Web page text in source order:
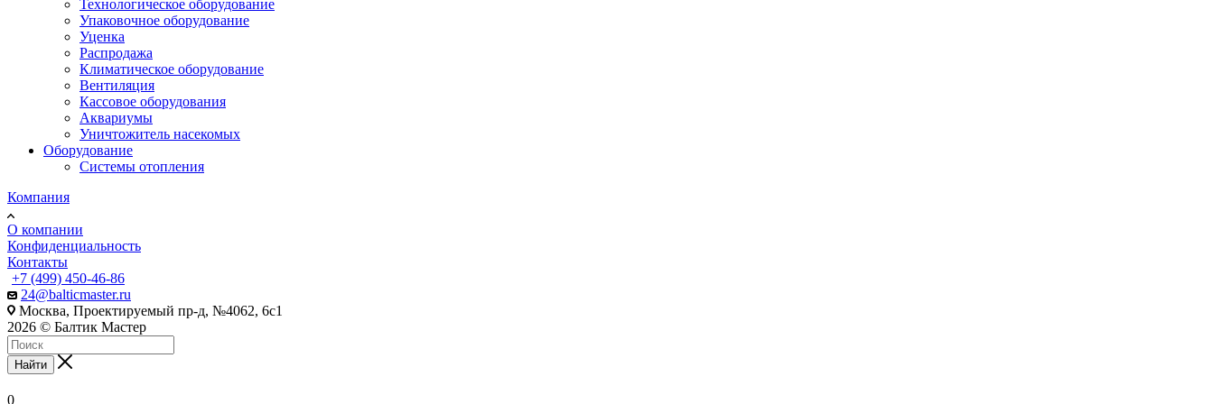
Технологическое оборудование
Упаковочное оборудование
Уценка
Распродажа
Климатическое оборудование
Вентиляция
Кассовое оборудования
Аквариумы
Уничтожитель насекомых
Оборудование
Системы отопления
Компания
О компании
Конфиденциальность
Контакты
+7 (499) 450-46-86
24@balticmaster.ru
Москва, Проектируемый пр-д, №4062, 6с1
2026 © Балтик Мастер
Найти
0